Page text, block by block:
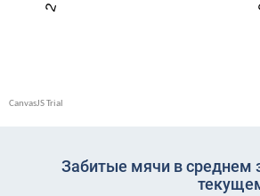
Забитые мячи в среднем